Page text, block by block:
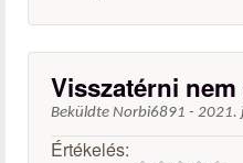
Visszatérni
Beküldte Norbi6891 - 2021.
Értékelés: